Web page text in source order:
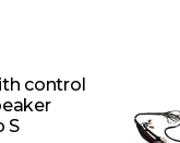
control
S